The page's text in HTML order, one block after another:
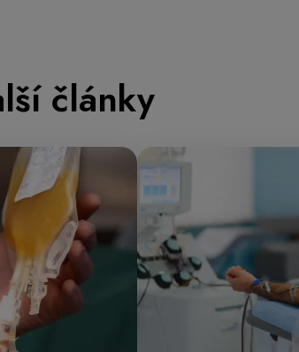
články